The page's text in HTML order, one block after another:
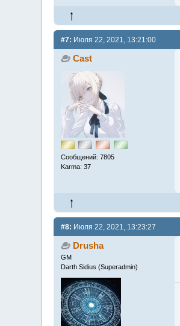
#7: Июля 22, 2021, 13:21:00
Cast
Сообщений: 7805
Karma: 37
#8: Июля 22, 2021, 13:23:27
Drusha
GM
Darth Sidius (Superadmin)